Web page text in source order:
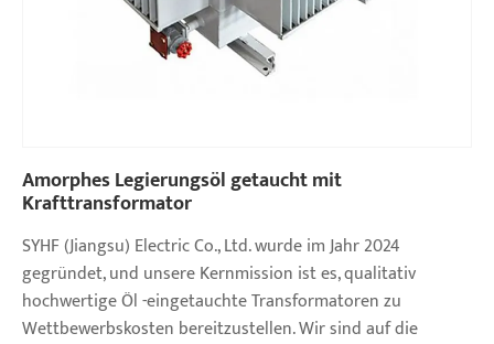
Amorphes Legierungsöl getaucht mit
Krafttransformator
SYHF (Jiangsu) Electric Co., Ltd. wurde im Jahr 2024
gegründet, und unsere Kernmission ist es, qualitativ
hochwertige Öl -eingetauchte Transformatoren zu
Wettbewerbskosten bereitzustellen. Wir sind auf die